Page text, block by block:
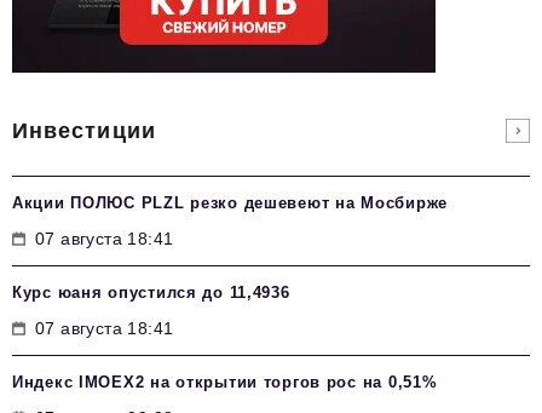
Инвестиции
Акции ПОЛЮС PLZL резко дешевеют на Мосбирже
07 августа 18:41
Курс юаня опустился до 11,4936
07 августа 18:41
Индекс IMOEX2 на открытии торгов рос на 0,51%